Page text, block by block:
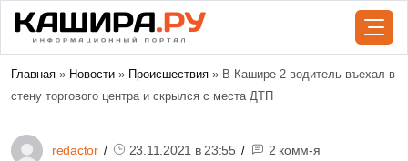
Главная » Новости » Происшествия » В Кашире-2 водитель въехал в
стену торгового центра и скрылся с места ДТП
redactor 23.11.2021 в 23:55 2 комм-я